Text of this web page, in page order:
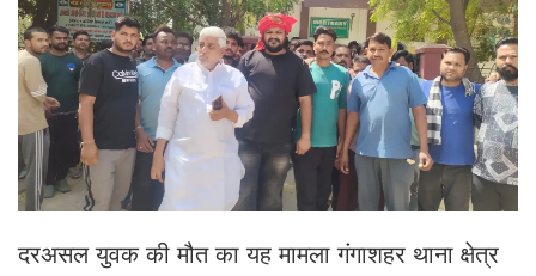
दरअसल युवक की मौत का यह मामला गंगाशहर थाना क्षेत्र